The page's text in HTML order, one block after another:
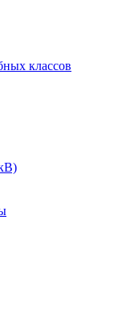
классов